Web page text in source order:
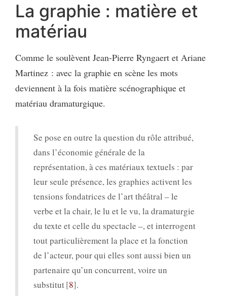
La graphie : matière et
matériau
Comme le soulèvent Jean-Pierre Ryngaert et Ariane
Martinez : avec la graphie en scène les mots
deviennent à la fois matière scénographique et
matériau dramaturgique.
Se pose en outre la question du rôle attribué,
dans l’économie générale de la
représentation, à ces matériaux textuels : par
leur seule présence, les graphies activent les
tensions fondatrices de l’art théâtral – le
verbe et la chair, le lu et le vu, la dramaturgie
du texte et celle du spectacle –, et interrogent
tout particulièrement la place et la fonction
de l’acteur, pour qui elles sont aussi bien un
partenaire qu’un concurrent, voire un
substitut 8 .